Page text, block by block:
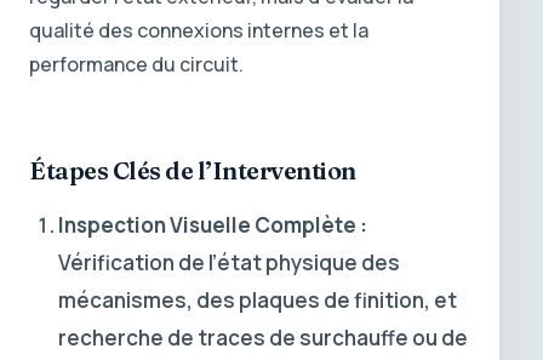
qualité des connexions internes et la
performance du circuit.
Étapes Clés de l’Intervention
Inspection Visuelle Complète :
Vérification de l’état physique des
mécanismes, des plaques de finition, et
recherche de traces de surchauffe ou de